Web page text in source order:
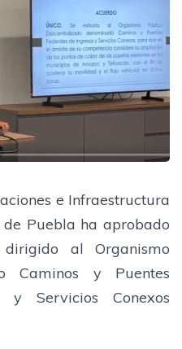
e Infraestructura
Puebla ha aprobado
al Organismo
Caminos y Puentes
y Servicios Conexos